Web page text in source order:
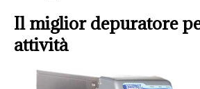
Il miglior depuratore
attività